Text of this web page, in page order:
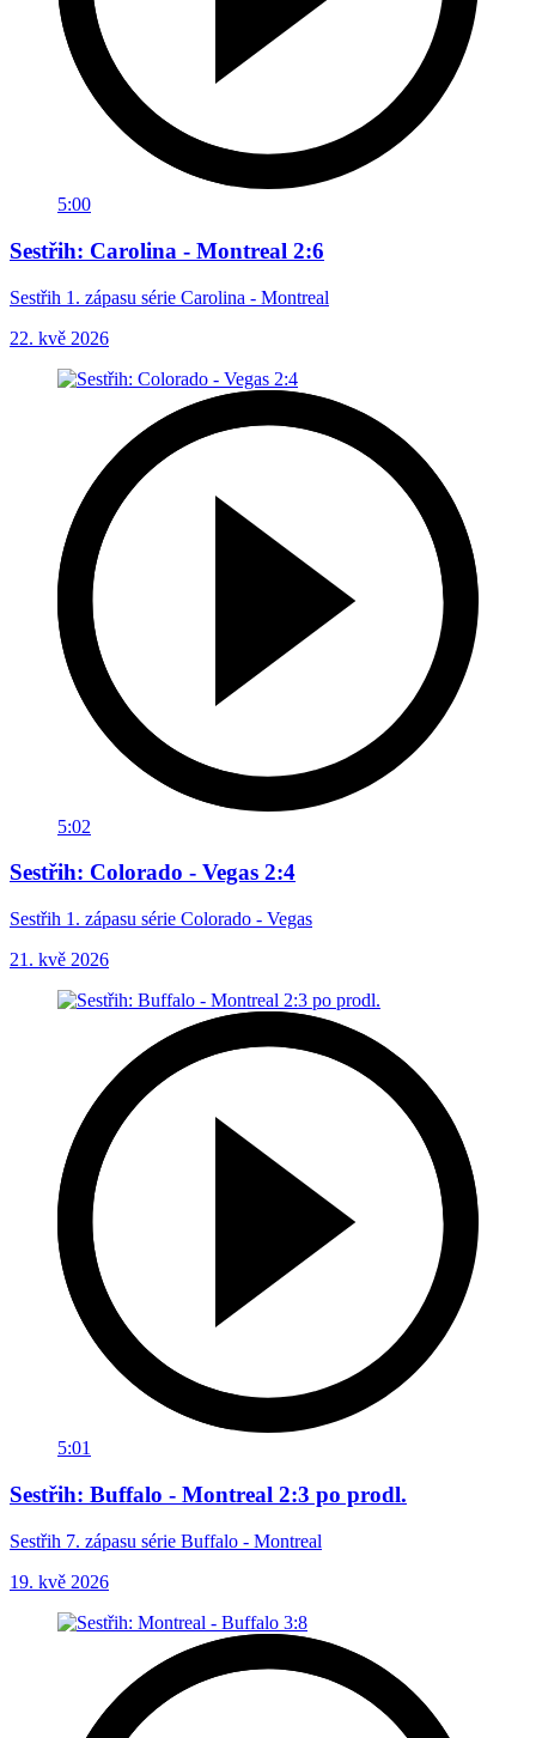
5:00
Sestřih: Carolina - Montreal 2:6
Sestřih 1. zápasu série Carolina - Montreal
22. kvě 2026
5:02
Sestřih: Colorado - Vegas 2:4
Sestřih 1. zápasu série Colorado - Vegas
21. kvě 2026
5:01
Sestřih: Buffalo - Montreal 2:3 po prodl.
Sestřih 7. zápasu série Buffalo - Montreal
19. kvě 2026